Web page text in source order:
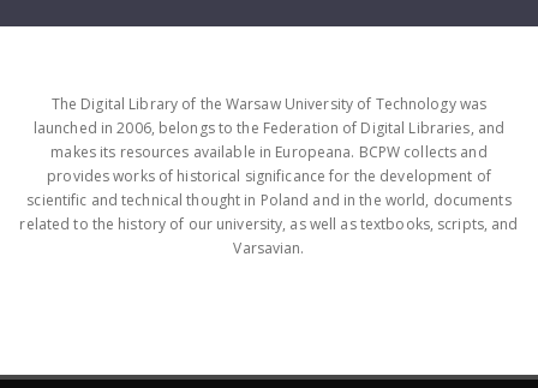
The Digital Library of the Warsaw University of Technology was
launched in 2006, belongs to the Federation of Digital Libraries, and
makes its resources available in Europeana. BCPW collects and
provides works of historical significance for the development of
scientific and technical thought in Poland and in the world, documents
related to the history of our university, as well as textbooks, scripts, and
Varsavian.